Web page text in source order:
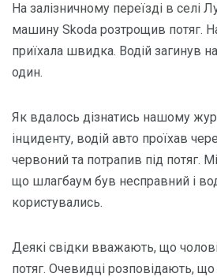
На залізничному переїзді в селі
машину Skoda розтрощив потяг.
приїхала швидка. Водій загинув
один.
Як вдалось дізнатись нашому
інциденту, водій авто проїхав
червоний та потрапив під потяг.
що шлагбаум був несправний і
користувались.
Деякі свідки вважають, що
потяг. Очевидці розповідають, що